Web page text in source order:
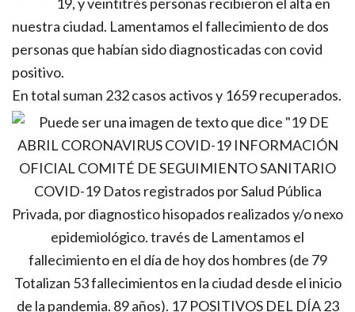
nuestra ciudad. Lamentamos el fallecimiento de dos
personas que habían sido diagnosticadas con covid
positivo.
En total suman 232 casos activos y 1659 recuperados.